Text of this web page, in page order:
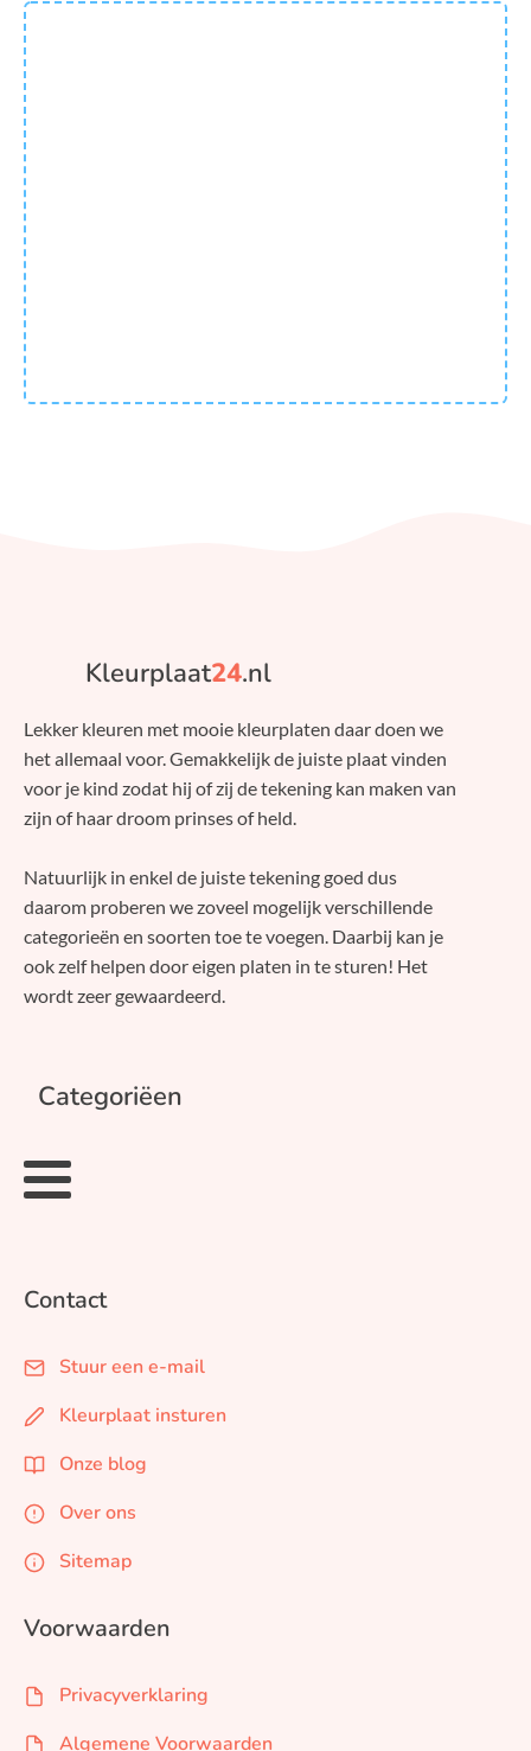
Kleurplaat24.nl
Lekker kleuren met mooie kleurplaten daar doen we
het allemaal voor. Gemakkelijk de juiste plaat vinden
voor je kind zodat hij of zij de tekening kan maken van
zijn of haar droom prinses of held.
Natuurlijk in enkel de juiste tekening goed dus
daarom proberen we zoveel mogelijk verschillende
categorieën en soorten toe te voegen. Daarbij kan je
ook zelf helpen door eigen platen in te sturen! Het
wordt zeer gewaardeerd.
Categoriëen
Contact
Stuur een e-mail
Kleurplaat insturen
Onze blog
Over ons
Sitemap
Voorwaarden
Privacyverklaring
Algemene Voorwaarden